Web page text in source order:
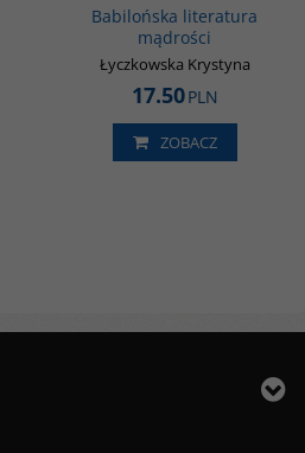
Babilońska literatura
mądrości
Łyczkowska Krystyna
17.50PLN
ZOBACZ